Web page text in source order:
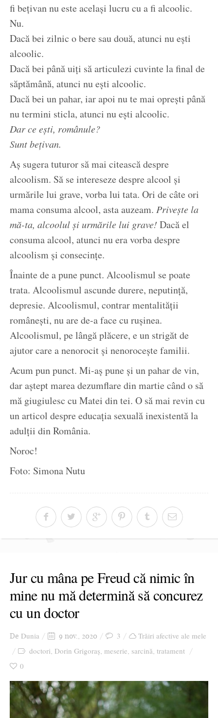
fi bețivan nu este același lucru cu a fi alcoolic.
Nu.
Dacă bei zilnic o bere sau două, atunci nu ești
alcoolic.
Dacă bei până uiți să articulezi cuvinte la final de
săptămână, atunci nu ești alcoolic.
Dacă bei un pahar, iar apoi nu te mai oprești până
nu termini sticla, atunci nu ești alcoolic.
Dar ce ești, românule?
Sunt bețivan.
Aș sugera tuturor să mai citească despre
alcoolism. Să se intereseze despre alcool și
urmările lui grave, vorba lui tata. Ori de câte ori
mama consuma alcool, asta auzeam. Privește la
mă-ta, alcoolul și urmările lui grave! Dacă el
consuma alcool, atunci nu era vorba despre
alcoolism și consecințe.
Înainte de a pune punct. Alcoolismul se poate
trata. Alcoolismul ascunde durere, neputință,
depresie. Alcoolismul, contrar mentalității
românești, nu are de-a face cu rușinea.
Alcoolismul, pe lângă plăcere, e un strigăt de
ajutor care a nenorocit și nenorocește familii.
Acum pun punct. Mi-aș pune și un pahar de vin,
dar aștept marea dezumflare din martie când o să
mă giugiulesc cu Matei din tei. O să mai revin cu
un articol despre educația sexuală inexistentă la
adulții din România.
Noroc!
Foto: Simona Nutu
Jur cu mâna pe Freud că nimic în
mine nu mă determină să concurez
cu un doctor
De Dunia 9 nov., 2020 3
Trăiri afective ale mele
doctori Dorin Grigoraș meserie sarcină tratament
0